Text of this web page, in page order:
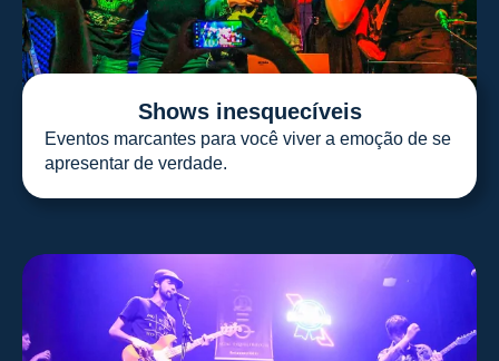
Shows inesquecíveis
Eventos marcantes para você viver a emoção de se
apresentar de verdade.